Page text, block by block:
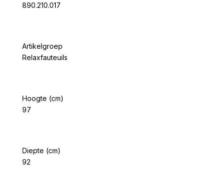
890.210.017
Artikelgroep
Relaxfauteuils
Hoogte (cm)
97
Diepte (cm)
92